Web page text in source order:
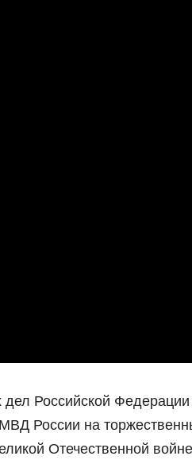
Российской
России на
Отечественной